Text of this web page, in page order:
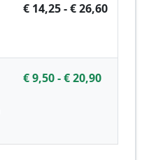
€ 14,25 - € 26,60
€ 9,50 - € 20,90